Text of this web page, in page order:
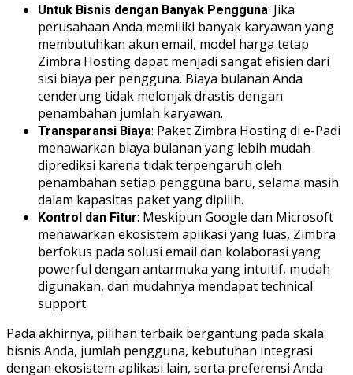
Untuk Bisnis dengan Banyak Pengguna: Jika
perusahaan Anda memiliki banyak karyawan yang
membutuhkan akun email, model harga tetap
Zimbra Hosting dapat menjadi sangat efisien dari
sisi biaya per pengguna. Biaya bulanan Anda
cenderung tidak melonjak drastis dengan
penambahan jumlah karyawan.
Transparansi Biaya: Paket Zimbra Hosting di e-Padi
menawarkan biaya bulanan yang lebih mudah
diprediksi karena tidak terpengaruh oleh
penambahan setiap pengguna baru, selama masih
dalam kapasitas paket yang dipilih.
Kontrol dan Fitur: Meskipun Google dan Microsoft
menawarkan ekosistem aplikasi yang luas, Zimbra
berfokus pada solusi email dan kolaborasi yang
powerful dengan antarmuka yang intuitif, mudah
digunakan, dan mudahnya mendapat technical
support.
Pada akhirnya, pilihan terbaik bergantung pada skala
bisnis Anda, jumlah pengguna, kebutuhan integrasi
dengan ekosistem aplikasi lain, serta preferensi Anda